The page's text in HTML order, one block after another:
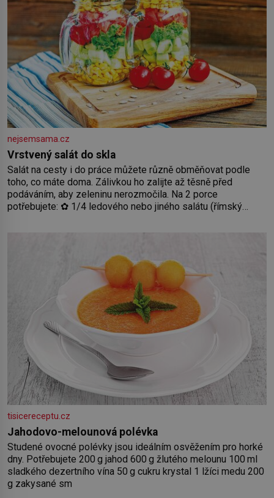
nejsemsama.cz
Vrstvený salát do skla
Salát na cesty i do práce můžete různě obměňovat podle
toho, co máte doma. Zálivkou ho zalijte až těsně před
podáváním, aby zeleninu nerozmočila. Na 2 porce
potřebujete: ✿ 1/4 ledového nebo jiného salátu (římský
2 rajčata Zálivka: ✿ 4 lžíce olivového oleje ✿ 1 lžíci citronové
tisicereceptu.cz
Jahodovo-melounová polévka
Studené ovocné polévky jsou ideálním osvěžením pro horké
dny. Potřebujete 200 g jahod 600 g žlutého melounu 100 ml
sladkého dezertního vína 50 g cukru krystal 1 lžíci medu 200
g zakysané sm